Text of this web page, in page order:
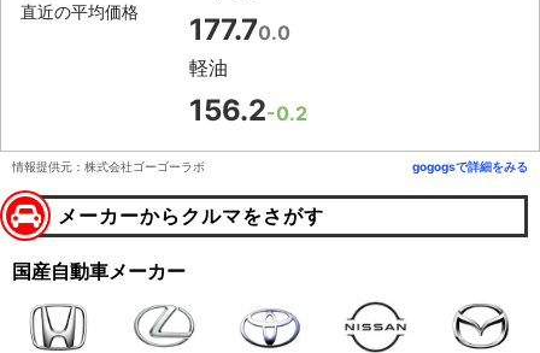
直近の平均価格 177.70.0
軽油
156.2-0.2
情報提供元：株式会社ゴーゴーラボ gogogsで詳細をみる
メーカーからクルマをさがす
国産自動車メーカー